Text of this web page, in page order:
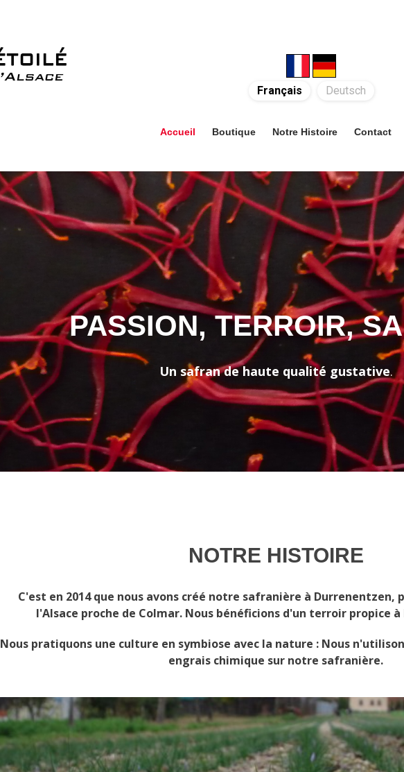
Français Deutsch
Accueil Boutique Notre Histoire Contact
PASSION, TERROIR,
Un safran de haute qualité gustative.
NOTRE HISTOIRE
C'est en 2014 que nous avons créé notre safranière à
l'Alsace proche de Colmar. Nous bénéficions d'un terroir propice
Nous pratiquons une culture en symbiose avec la nature : Nous
engrais chimique sur notre safranière.